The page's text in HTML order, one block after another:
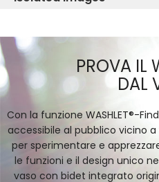
WH182EAT_Isolated
PROVA IL
DAL
Con la funzione WASHLET®-
accessibile al pubblico vicino a
per sperimentare e
le funzioni e il design unico
vaso con bidet integrato